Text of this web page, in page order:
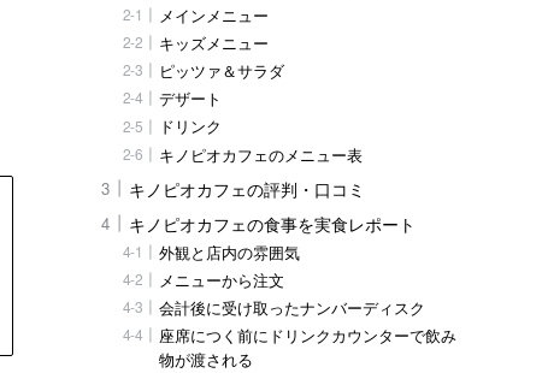
メインメニュー
キッズメニュー
ピッツァ＆サラダ
デザート
ドリンク
キノピオカフェのメニュー表
キノピオカフェの評判・口コミ
キノピオカフェの食事を実食レポート
外観と店内の雰囲気
メニューから注文
会計後に受け取ったナンバーディスク
座席につく前にドリンクカウンターで飲み
物が渡される